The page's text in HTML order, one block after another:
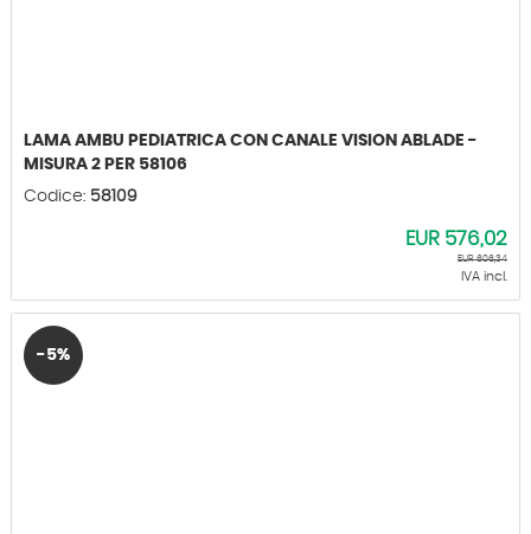
LAMA AMBU PEDIATRICA CON CANALE VISION ABLADE -
MISURA 2 PER 58106
Codice: 58109
EUR 576,02
EUR606,34
IVA incl.
-5%